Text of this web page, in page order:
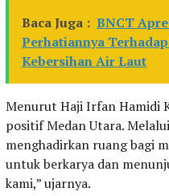
Baca Juga : BNCT
Perhatiannya
Kebersihan Air Laut
Menurut Haji Irfan Hamidi
positif Medan Utara.
menghadirkan ruang bagi
untuk berkarya dan
kami,” ujarnya.